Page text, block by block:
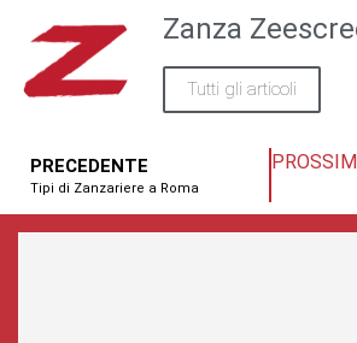
Zanza
Tutti gli articoli
PRECEDENTE
Tipi di Zanzariere a Roma